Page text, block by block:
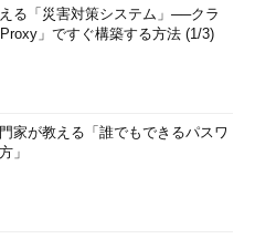
る「災害対策システム」──クラ
」ですぐ構築する方法 (1/3)
家が教える「誰でもできるパスワ
」